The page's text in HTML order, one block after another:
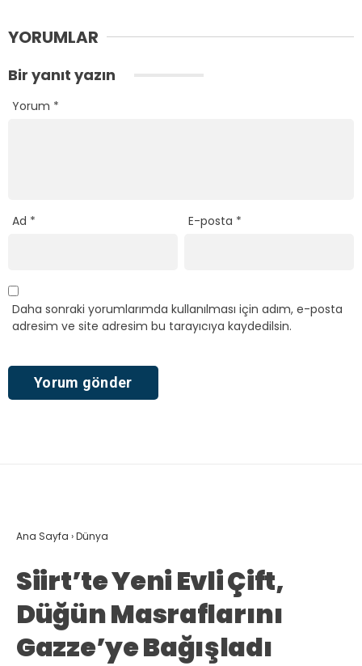
YORUMLAR
Bir yanıt yazın
Yorum *
Ad * E-posta *
Daha sonraki yorumlarımda kullanılması için adım, e-posta
adresim ve site adresim bu tarayıcıya kaydedilsin.
Ana Sayfa ›Dünya
Siirt’te Yeni Evli Çift,
Düğün Masraflarını
Gazze’ye Bağışladı